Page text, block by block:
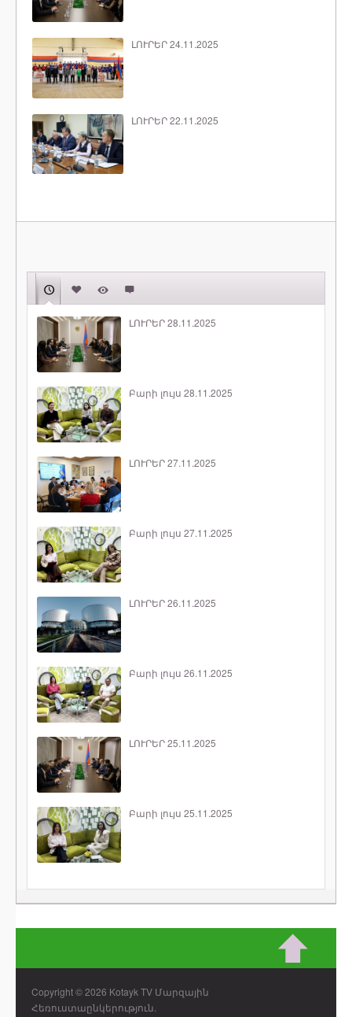
ԼՈՒՐԵՐ 24.11.2025
ԼՈՒՐԵՐ 22.11.2025
ԼՈՒՐԵՐ 28.11.2025
Բարի լույս 28.11.2025
ԼՈՒՐԵՐ 27.11.2025
Բարի լույս 27.11.2025
ԼՈՒՐԵՐ 26.11.2025
Բարի լույս 26.11.2025
ԼՈՒՐԵՐ 25.11.2025
Բարի լույս 25.11.2025
Copyright © 2026 Kotayk TV Մարզային
Հեռուստաընկերություն.